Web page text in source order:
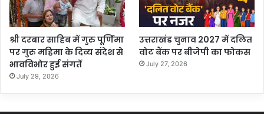
श्री दरबार साहिब में गुरु पूर्णिमा
पर गुरु महिमा के दिव्य संदेश से
भावविभोर हुई संगतें
July 29, 2026
उत्तराखंड चुनाव 2027 में दलित
वोट बैंक पर बीजेपी का फोकस
July 27, 2026